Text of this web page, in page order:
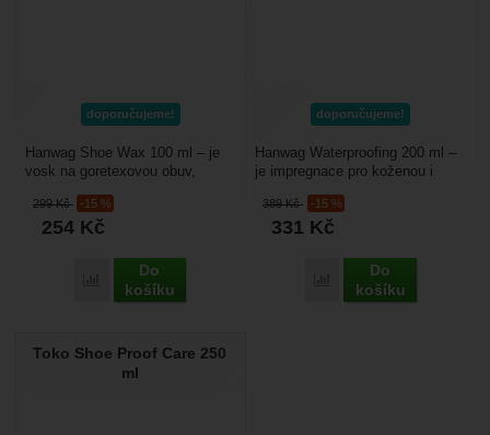
doporučujeme!
299Kč -15 %
254 Kč
Porovnat
Do
košíku
Hanwag Shoe Wax 100 ml – je
vosk na goretexovou obuv,
s míchaný s karnaubským...
doporučujeme!
389Kč -15 %
331 Kč
Porovnat
Do
košíku
Hanwag Waterproofing 200 ml –
je impregnace pro koženou i
Chrání obuv před...
Toko Shoe Proof Care 250
ml